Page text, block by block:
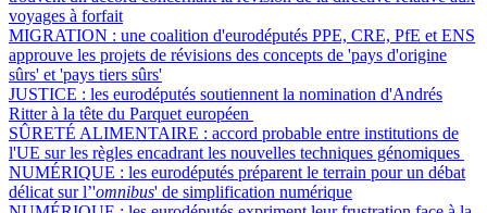
voyages à forfait
MIGRATION : une coalition d'eurodéputés PPE, CRE, PfE et ENS
approuve les projets de révisions des concepts de 'pays d'origine
sûrs' et 'pays tiers sûrs'
JUSTICE : les eurodéputés soutiennent la nomination d'Andrés
Ritter à la tête du Parquet européen
SÛRETÉ ALIMENTAIRE : accord probable entre institutions de
l'UE sur les règles encadrant les nouvelles techniques génomiques
NUMÉRIQUE : les eurodéputés préparent le terrain pour un débat
délicat sur l’'omnibus' de simplification numérique